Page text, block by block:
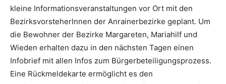
kleine Informationsveranstaltungen vor Ort mit den
BezirksvorsteherInnen der Anrainerbezirke geplant. Um
die Bewohner der Bezirke Margareten, Mariahilf und
Wieden erhalten dazu in den nächsten Tagen einen
Infobrief mit allen Infos zum Bürgerbeteiligungsprozess.
Eine Rückmeldekarte ermöglicht es den